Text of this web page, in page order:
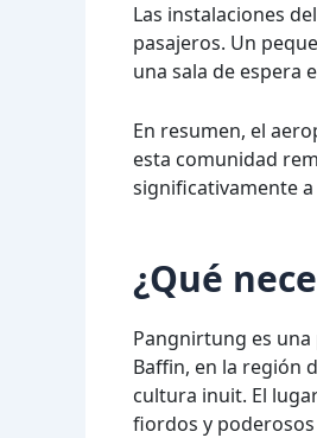
Las instalaciones
pasajeros. Un
una sala de espera
En resumen, el
esta comunidad
significativamente
¿Qué
Pangnirtung es
Baffin, en la región
cultura inuit. El
fiordos y